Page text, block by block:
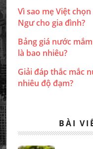
Vì sao mẹ Việt
Ngư cho gia đình?
Bảng giá nước
là bao nhiêu?
Giải đáp thắc mắc
nhiêu độ đạm?
BÀI